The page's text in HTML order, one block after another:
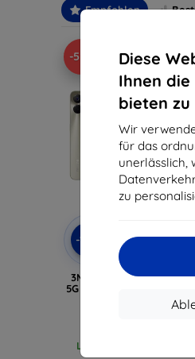
Diese
Ihnen
bieten zu
Wir
für das
unerlässlich,
zu
Empfohlen
-52%
-10%
mit
Gutschein
3MK Matt Case Realme
5G schwarz
Letztes Stück auf Lager